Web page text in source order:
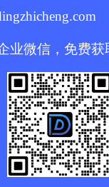
业微信，免费获